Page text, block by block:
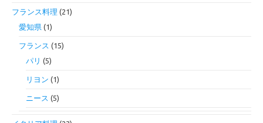
フランス料理 (21)
愛知県 (1)
フランス (15)
パリ (5)
リヨン (1)
ニース (5)